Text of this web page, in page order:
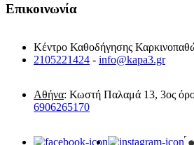
Επικοινωνία
Κέντρο Καθοδήγησης
2105221424 - info@kapa3.gr
Αθήνα: Κωστή Παλαμά 13, 3ος
6906265170